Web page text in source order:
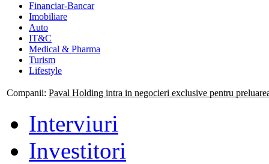
Financiar-Bancar
Imobiliare
Auto
IT&C
Medical & Pharma
Turism
Lifestyle
Companii: Mogo isi consolideaza prezenta nationala prin
Interviuri
Investitori